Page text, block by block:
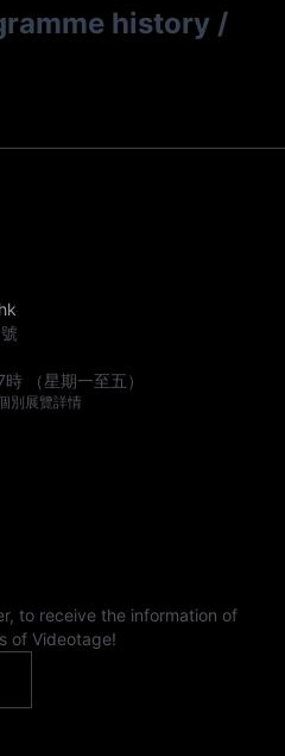
history /
時 （星期一至五）
別展覽詳情
to receive the information of
of Videotage!